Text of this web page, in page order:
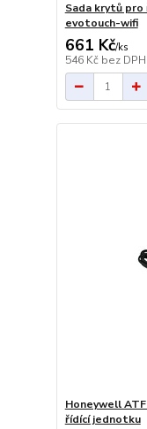
Sada krytů
evotouch-wifi
661 Kč/ks
546 Kč bez DPH
Honeywell
řídící jednotku